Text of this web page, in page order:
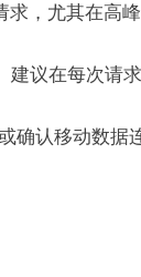
，尤其在高
建议在每次请
确认移动数据